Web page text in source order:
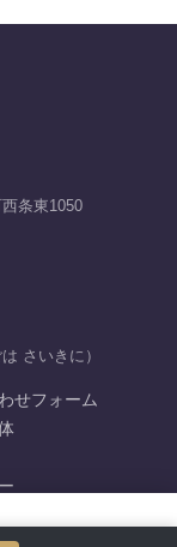
条東1050
さいきに）
せフォーム